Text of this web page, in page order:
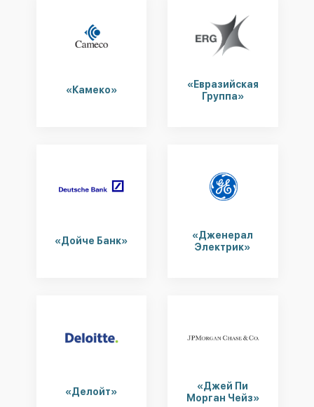
«Камеко»
«Евразийская
Группа»
«Дойче Банк»
«Дженерал
Электрик»
«Делойт»
«Джей Пи
Морган Чейз»